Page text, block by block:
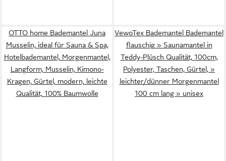
OTTO home Bademantel Juna
Musselin, ideal für Sauna & Spa,
Hotelbademantel, Morgenmantel,
Langform, Musselin, Kimono-
Kragen, Gürtel, modern, leichte
Qualität, 100% Baumwolle
VewoTex Bademantel Bademantel
flauschig » Saunamantel in
Teddy-Plüsch Qualität, 100cm,
Polyester, Taschen, Gürtel, »
leichter/dünner Morgenmantel
100 cm lang » unisex